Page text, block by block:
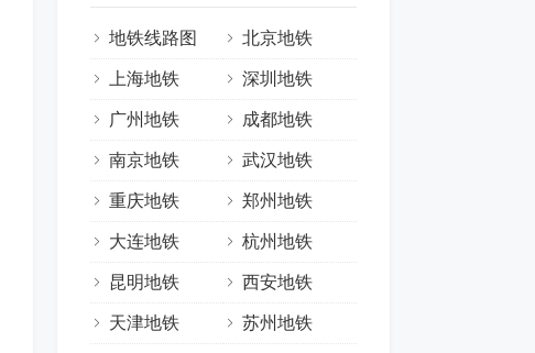
地铁线路图 北京地铁
上海地铁 深圳地铁
广州地铁 成都地铁
南京地铁 武汉地铁
重庆地铁 郑州地铁
大连地铁 杭州地铁
昆明地铁 西安地铁
天津地铁 苏州地铁